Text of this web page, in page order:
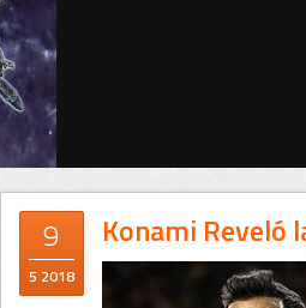
9
5 2018
Konami Reveló